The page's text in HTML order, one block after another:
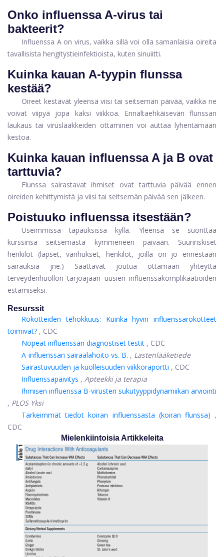
Onko influenssa A-virus tai
bakteerit?
Influenssa A on virus, vaikka sillä voi olla samanlaisia ​​oireita
tavallisista hengitystieinfektioista, kuten sinuiitti.
Kuinka kauan A-tyypin flunssa
kestää?
Oireet kestävät yleensä viisi tai seitsemän päivää, vaikka ne
voivat viipyä jopa kaksi viikkoa. Ennaltaehkäisevän flunssan
laukaus tai viruslääkkeiden ottaminen voi auttaa lyhentämään
kestoa.
Kuinka kauan influenssa A ja B ovat
tarttuvia?
Flunssa sairastavat ihmiset ovat tarttuvia päivää ennen
oireiden kehittymistä ja viisi tai seitsemän päivää sen jälkeen.
Poistuuko influenssa itsestään?
Useimmissa tapauksissa kyllä. Yleensä se suorittaa
kurssinsa seitsemästä kymmeneen päivään. Suuririskiset
henkilöt (lapset, vanhukset, henkilöt, joilla on jo ennestään
sairauksia jne.) Saattavat joutua ottamaan yhteyttä
terveydenhuollon tarjoajaan uusien influenssakomplikaatioiden
estämiseksi.
Resurssit
Rokotteiden tehokkuus: Kuinka hyvin influenssarokotteet
toimivat? , CDC
Nopeat influenssan diagnostiset testit , CDC
A-influenssan sairaalahoito vs. B. , Lastenlääketiede
Sairastuvuuden ja kuolleisuuden viikkoraportti , CDC
Influenssapäivitys , Apteekki ja terapia
Ihmisen influenssa B-virusten sukutyyppidynamiikan arviointi
, PLOS Yksi
Tärkeimmät tiedot koiran influenssasta (koiran flunssa) ,
CDC
Mielenkiintoisia Artikkeleita